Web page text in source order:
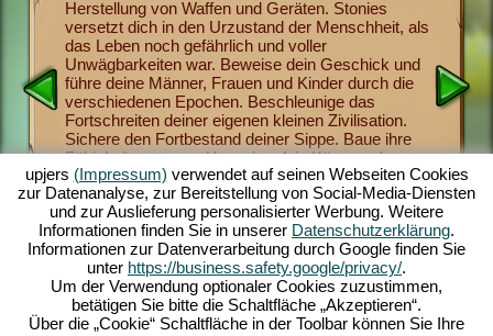
lustig
leicht
auf
Herstellung von Waffen und Geräten. Stonies
versetzt dich in den Urzustand der Menschheit, als
das Leben noch gefährlich und voller
Unwägbarkeiten war. Beweise dein Geschick und
führe deine Männer, Frauen und Kinder durch die
verschiedenen Epochen. Beschleunige das
Fortschreiten deiner eigenen kleinen Zivilisation.
Sichere den Fortbestand deiner Sippe. Baue ihre
Fähigkeiten aus und beweise dein Können als
tatkräftiger Anführer. Das unterhaltsame
Steinzeitspiel bietet dir umfangreiche
Gestaltungsmöglichkeiten, herausragende
Grafiken im 3D-Comic-Stil sowie spannende
Aufgaben und Missionen, die du mit deiner Sippe
meisterst. Spiel jetzt mit!
Vorräte
stelle
Stamm.
und
upjers (Impressum) verwendet auf seinen Webseiten Cookies
zur Datenanalyse, zur Bereitstellung von Social-Media-Diensten
und zur Auslieferung personalisierter Werbung. Weitere
Informationen finden Sie in unserer Datenschutzerklärung.
Informationen zur Datenverarbeitung durch Google finden Sie
unter https://business.safety.google/privacy/.
Um der Verwendung optionaler Cookies zuzustimmen,
betätigen Sie bitte die Schaltfläche „Akzeptieren“.
Über die „Cookie“ Schaltfläche in der Toolbar können Sie Ihre